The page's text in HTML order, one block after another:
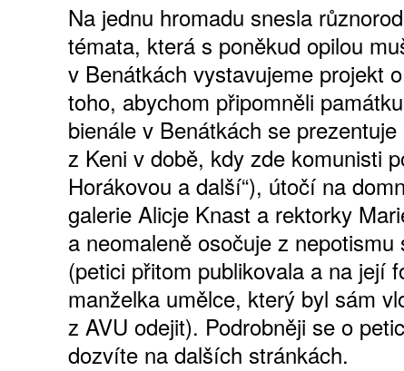
Na jednu hromadu snesla
témata, která s poněkud opilou
v Benátkách vystavujeme projekt
toho, abychom připomněli
bienále v Benátkách se
z Keni v době, kdy zde komunisti
Horákovou a další“), útočí na
galerie Alicje Knast a rektorky
a neomaleně osočuje z
(petici přitom publikovala a na její
manželka umělce, který byl sám
z AVU odejit). Podrobněji se o
dozvíte na dalších stránkách.